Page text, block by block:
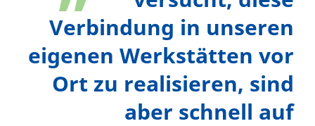
Verbindung in unseren
eigenen Werkstätten vor
Ort zu realisieren, sind
aber schnell auf